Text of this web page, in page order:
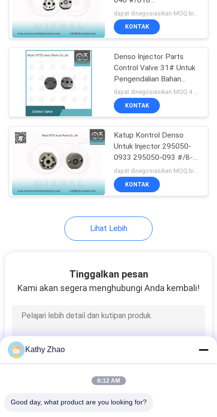
Katup Kontrol
Injektor Denso
55
Katup Kontrol
Injektor Delphi
Katup Kontrol
Katup Injektor
Common Rail
#/020#23670-0L090
23670-30400
KONTAK
Denso Injector Parts
Control Valve 31# Untuk
Pengendalian Bahan
Bakar yang Tepat
dapat dinegosiasikan MOQ:4 pcs
KONTAK
Katup Kontrol Denso
Untuk Injector 295050-
0933 295050-093 #/8-
98178247-3TD
dapat dinegosiasikan MOQ:bisa dinegosiasikan
KONTAK
Lihat Lebih
Tinggalkan pesan
Kami akan segera menghubungi Anda kembali!
Kathy Zhao
6:12 AM
Good day, what product are you looking for?